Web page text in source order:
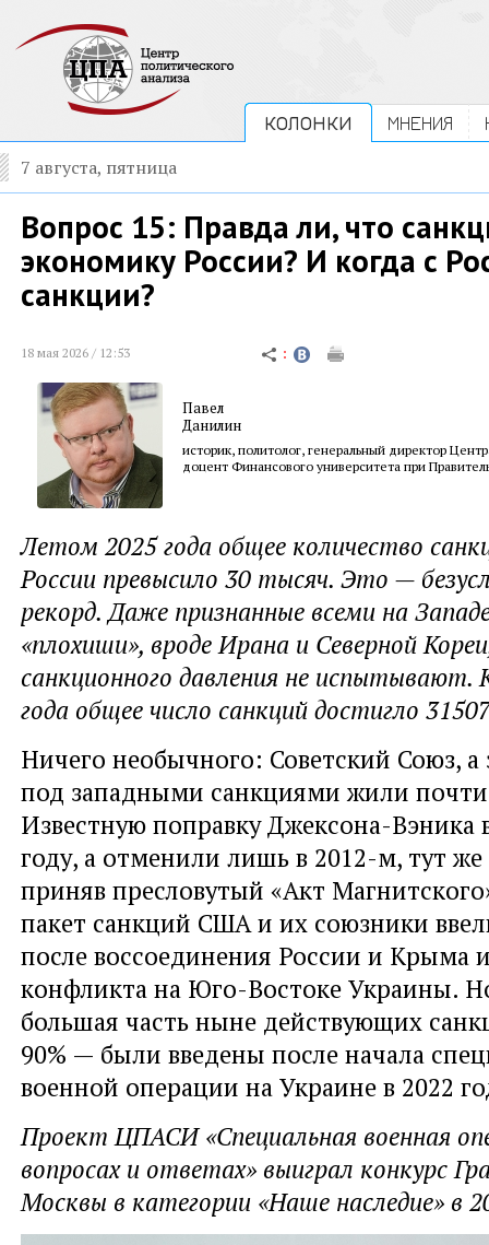
КОЛОНКИ МНЕНИЯ
7 августа, пятница
Вопрос 15: Правда ли, что
экономику России? И когда с
санкции?
18 мая 2026 / 12:53
Павел
Данилин
историк, политолог, генеральный директор
доцент Финансового университета при
Летом 2025 года общее количество
России превысило 30 тысяч. Это —
рекорд. Даже признанные всеми на
«плохиши», вроде Ирана и Северной
санкционного давления не испытывают.
года общее число санкций достигло
Ничего необычного: Советский Союз, а
под западными санкциями жили почти
Известную поправку Джексона-Вэника
году, а отменили лишь в 2012-м, тут же
приняв пресловутый «Акт
пакет санкций США и их союзники
после воссоединения России и Крыма
конфликта на Юго-Востоке Украины.
большая часть ныне действующих
90% — были введены после начала
военной операции на Украине в 2022
Проект ЦПАСИ «Специальная военная
вопросах и ответах» выиграл конкурс
Москвы в категории «Наше наследие» в